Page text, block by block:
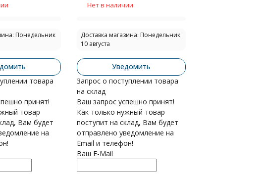
Понедельник
товара
принят!
товар
Вам будет
на
Нет в наличии
Доставка магазина: Понедельник
10 августа
Уведомить
Запрос о поступлении товара
на склад
Ваш запрос успешно принят!
Как только нужный товар
поступит на склад, Вам будет
отправлено уведомление на
Email и телефон!
Ваш E-Mail